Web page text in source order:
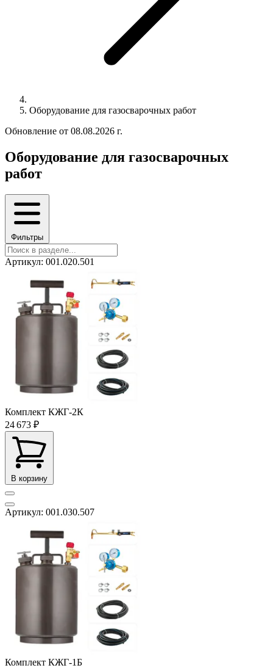
Оборудование для газосварочных работ
Обновление от 08.08.2026 г.
Оборудование для газосварочных
работ
Фильтры
Артикул: 001.020.501
Комплект КЖГ-2К
24 673 ₽
В корзину
Артикул: 001.030.507
Комплект КЖГ-1Б